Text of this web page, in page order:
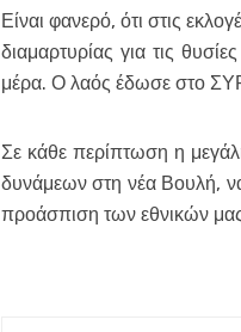
Είναι φανερό, ότι στις
διαμαρτυρίας για τις
μέρα. Ο λαός έδωσε στο
Σε κάθε περίπτωση η
δυνάμεων στη νέα Βουλή,
προάσπιση των εθνικών